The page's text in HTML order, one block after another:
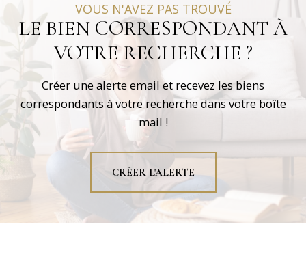
VOUS N'AVEZ PAS TROUVÉ
LE BIEN CORRESPONDANT À
VOTRE RECHERCHE ?
Créer une alerte email et recevez les biens
correspondants à votre recherche dans votre boîte
mail !
CRÉER L'ALERTE